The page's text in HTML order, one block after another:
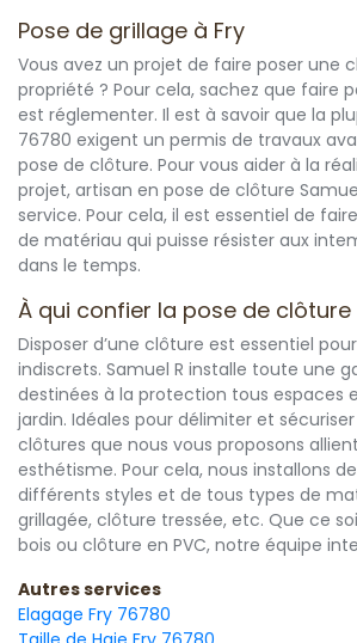
Pose de grillage à Fry
Vous avez un projet de faire poser une
propriété ? Pour cela, sachez que faire
est réglementer. Il est à savoir que la
76780 exigent un permis de travaux
pose de clôture. Pour vous aider à la
projet, artisan en pose de clôture
service. Pour cela, il est essentiel de
de matériau qui puisse résister aux
dans le temps.
À qui confier la pose de clôture
Disposer d’une clôture est essentiel
indiscrets. Samuel R installe toute une
destinées à la protection tous espaces
jardin. Idéales pour délimiter et
clôtures que nous vous proposons
esthétisme. Pour cela, nous installons
différents styles et de tous types de
grillagée, clôture tressée, etc. Que ce
bois ou clôture en PVC, notre équipe
Autres services
Elagage Fry 76780